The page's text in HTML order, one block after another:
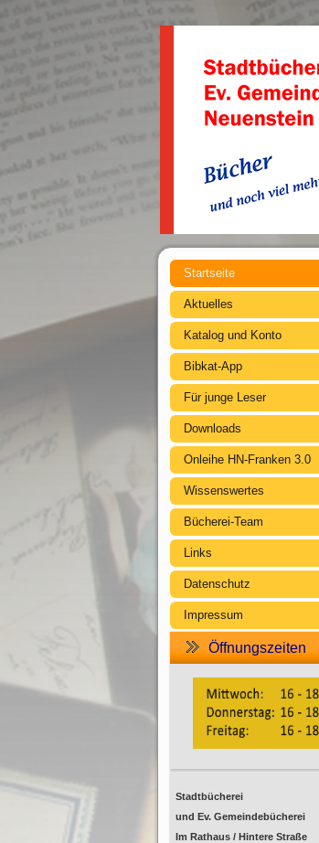
Startseite
Aktuelles
Katalog und Konto
Bibkat-App
Für junge Leser
Downloads
Onleihe HN-Franken 3.0
Wissenswertes
Bücherei-Team
Links
Datenschutz
Impressum
Öffnungszeiten
Stadtbücherei
und Ev. Gemeindebücherei
Im Rathaus / Hintere Straße